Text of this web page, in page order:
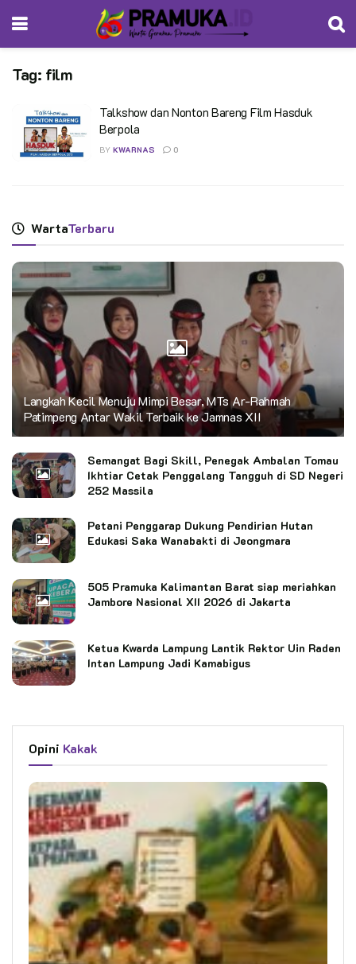
Tag: film
Talkshow dan Nonton Bareng Film Hasduk
Berpola
BY KWARNAS 0
WartaTerbaru
Langkah Kecil Menuju Mimpi Besar, MTs Ar-Rahmah
Patimpeng Antar Wakil Terbaik ke Jamnas XII
Semangat Bagi Skill, Penegak Ambalan Tomau
Ikhtiar Cetak Penggalang Tangguh di SD Negeri
252 Massila
Petani Penggarap Dukung Pendirian Hutan
Edukasi Saka Wanabakti di Jeongmara
505 Pramuka Kalimantan Barat siap meriahkan
Jambore Nasional XII 2026 di Jakarta
Ketua Kwarda Lampung Lantik Rektor Uin Raden
Intan Lampung Jadi Kamabigus
Opini Kakak